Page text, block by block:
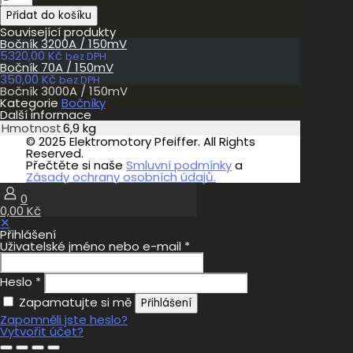
3000A
150mV
množství
Přidat do košíku
Související produkty
Bočník 3200A / 150mV
5320,00 Kč bez DPH
Bočník 70A / 150mV
350,00 Kč bez DPH
Bočník 3000A / 150mV
Kategorie Bočníky
Další informace
Hmotnost6,9 kg
© 2025 Elektromotory Pfeiffer. All Rights
Reserved.
Přečtěte si naše Smluvní podmínkya
Zásady ochrany osobních údajů.
0
0,00 Kč
✕
Přihlášení
Uživatelské jméno nebo e-mail *
Heslo *
Zapamatujte si mě
Přihlášení
Zapomněli jste heslo?
Vytvořit účet?